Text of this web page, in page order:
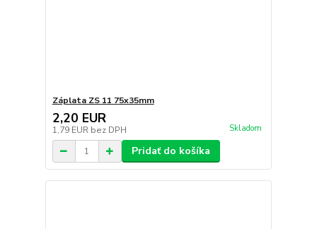
Záplata ZS 11 75x35mm
2,20 EUR
1,79 EUR bez DPH Skladom
Pridať do košíka